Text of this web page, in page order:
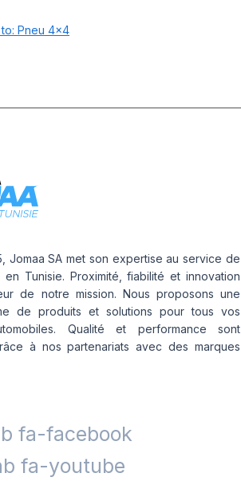
Pneu 4x4
Jomaa SA met son expertise au service de
en Tunisie. Proximité, fiabilité et innovation
de notre mission. Nous proposons une
de produits et solutions pour tous vos
Qualité et performance sont
à nos partenariats avec des marques
fa-facebook
fa-youtube